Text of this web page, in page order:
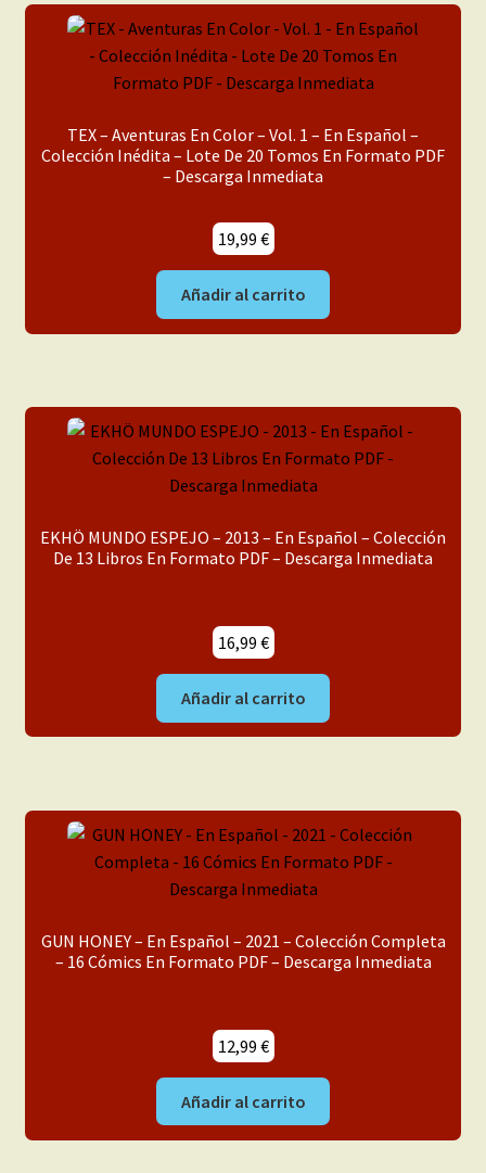
TEX – Aventuras En Color – Vol. 1 – En Español –
Colección Inédita – Lote De 20 Tomos En Formato PDF
– Descarga Inmediata
19,99 €
Añadir al carrito
EKHÖ MUNDO ESPEJO – 2013 – En Español – Colección
De 13 Libros En Formato PDF – Descarga Inmediata
16,99 €
Añadir al carrito
GUN HONEY – En Español – 2021 – Colección Completa
– 16 Cómics En Formato PDF – Descarga Inmediata
12,99 €
Añadir al carrito